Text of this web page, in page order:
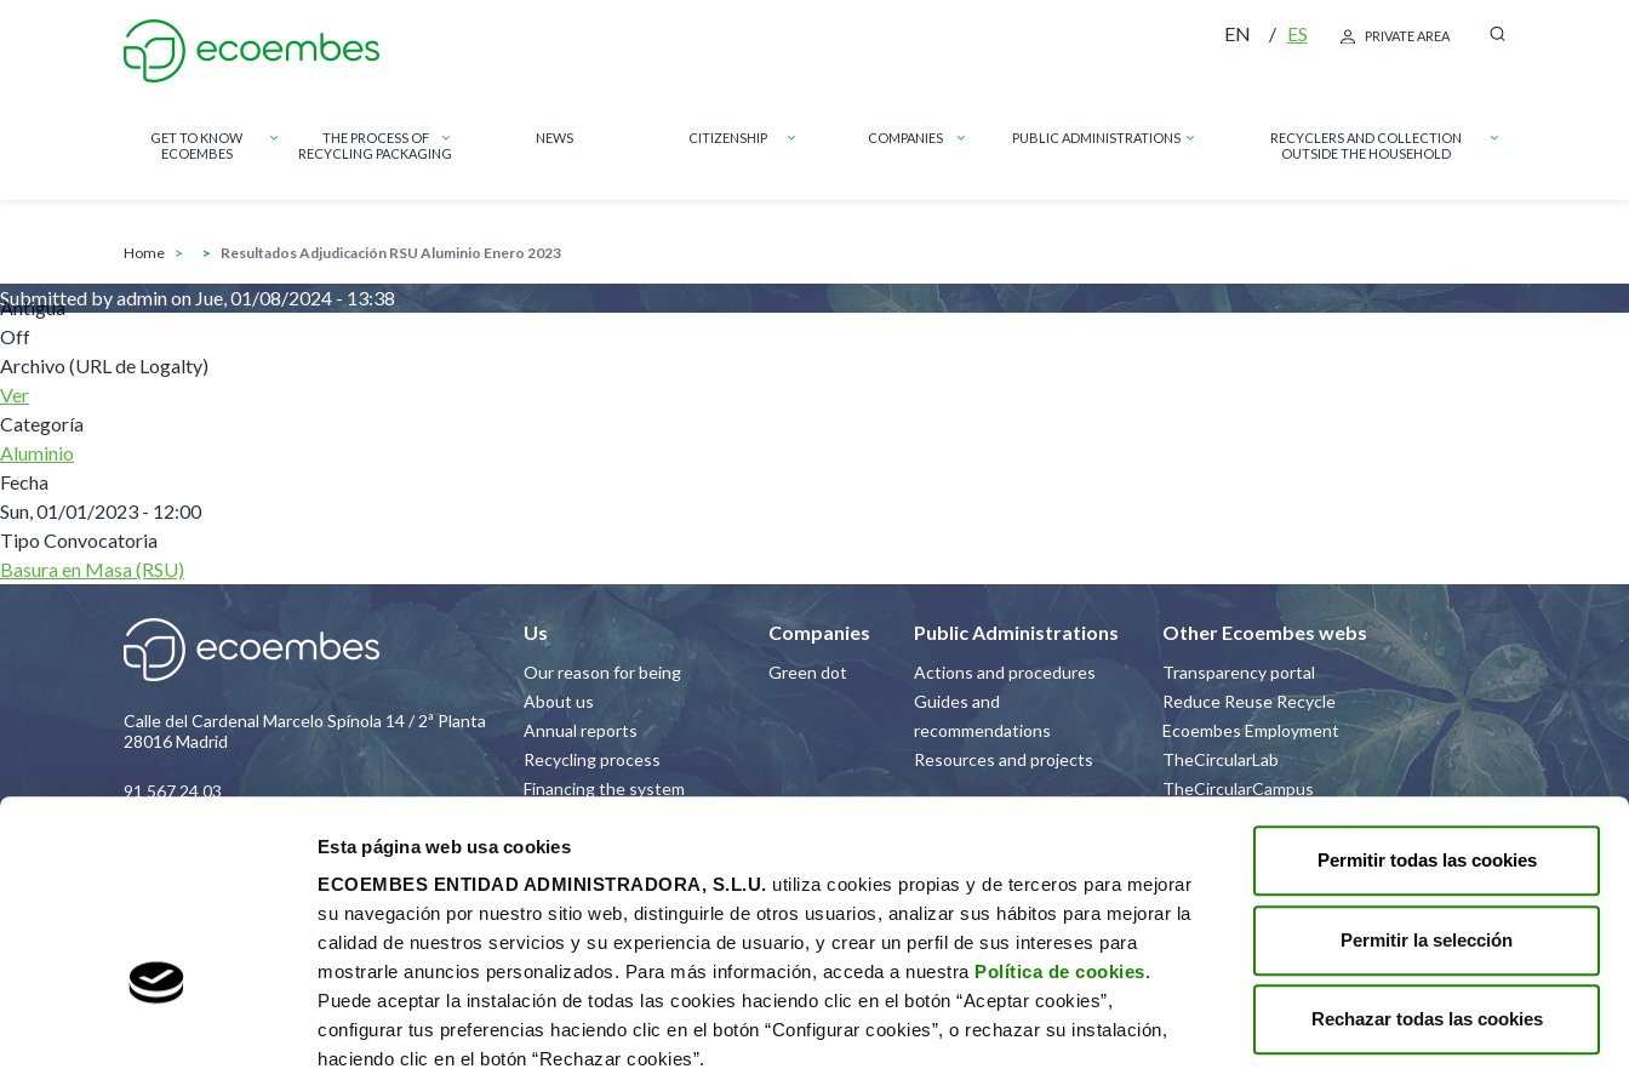
Esta página web usa cookies
ECOEMBES ENTIDAD ADMINISTRADORA, S.L.U. utiliza cookies propias y de terceros para mejorar
su navegación por nuestro sitio web, distinguirle de otros usuarios, analizar sus hábitos para mejorar la
calidad de nuestros servicios y su experiencia de usuario, y crear un perfil de sus intereses para
mostrarle anuncios personalizados. Para más información, acceda a nuestra Política de cookies.
Puede aceptar la instalación de todas las cookies haciendo clic en el botón “Aceptar cookies”,
configurar tus preferencias haciendo clic en el botón “Configurar cookies”, o rechazar su instalación,
haciendo clic en el botón “Rechazar cookies”.
Permitir todas las cookies
Permitir la selección
Rechazar todas las cookies
Skip to main content
EN ES PRIVATE AREA
GET TO KNOW
ECOEMBES
THE PROCESS OF
RECYCLING PACKAGING
NEWS CITIZENSHIP COMPANIES PUBLIC ADMINISTRATIONS
RECYCLERS AND COLLECTION
OUTSIDE THE HOUSEHOLD
breadcrumb
home Resultados Adjudicación RSU Aluminio Enero 2023
Submitted byadminon Jue, 01/08/2024 - 13:38
Antigua
Off
Archivo (URL de Logalty)
Ver
Categoría
Aluminio
Fecha
Sun, 01/01/2023 - 12:00
Tipo Convocatoria
Basura en Masa (RSU)
Calle del Cardenal Marcelo Spínola 14 / 2ª Planta
28016 Madrid
91 567 24 03
Us
Our reason for being
About us
Annual reports
Recycling process
Financing the system
the process
Data on recycling of
household packaging
News
Employment
Ethics Channel
Code of Ethics
FAQs
Companies
Green dot
Public Administrations
Actions and procedures
Guides and
recommendations
Resources and projects
Calls and awards
Collection outside the
household
Other Ecoembes webs
Transparency portal
Reduce Reuse Recycle
Ecoembes Employment
TheCircularLab
TheCircularCampus
RECICLOS